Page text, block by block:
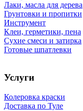
Лаки, масла для дерева
Грунтовки и пропитки
Инструмент
Клеи, герметики, пена
Сухие смеси и затирка
Готовые шпатлевки
Услуги
Колеровка краски
Доставка по Туле